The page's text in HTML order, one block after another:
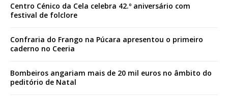
Centro Cénico da Cela celebra 42.º aniversário com
festival de folclore
Confraria do Frango na Púcara apresentou o primeiro
caderno no Ceeria
Bombeiros angariam mais de 20 mil euros no âmbito do
peditório de Natal